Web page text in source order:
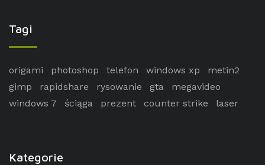
Tagi
origami photoshop telefon windows xp
metin2
gimp
rapidshare rysowanie gta
megavideo
windows 7
ściąga prezent counter strike laser
Kategorie